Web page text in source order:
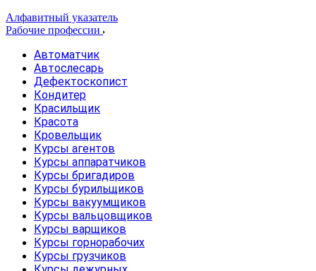
Алфавитный указатель
Рабочие профессии
Автоматчик
Автослесарь
Дефектоскопист
Кондитер
Красильщик
Красота
Кровельщик
Курсы агентов
Курсы аппаратчиков
Курсы бригадиров
Курсы бурильщиков
Курсы вакуумщиков
Курсы вальцовщиков
Курсы варщиков
Курсы горнорабочих
Курсы грузчиков